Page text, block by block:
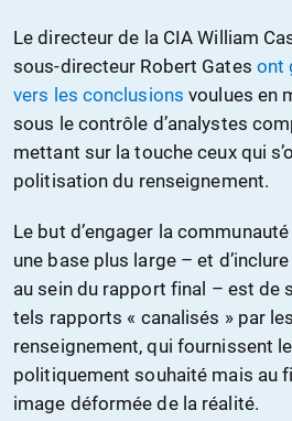
Le directeur de la CIA William
sous-directeur Robert Gates ont
vers les conclusions voulues en
sous le contrôle d’analystes
mettant sur la touche ceux qui
politisation du renseignement.
Le but d’engager la
une base plus large – et
au sein du rapport final – est de
tels rapports « canalisés » par
renseignement, qui fournissent
politiquement souhaité mais au
image déformée de la réalité.